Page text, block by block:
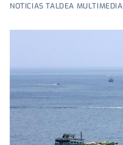
NOTICIAS TALDEA MULTIMEDIA